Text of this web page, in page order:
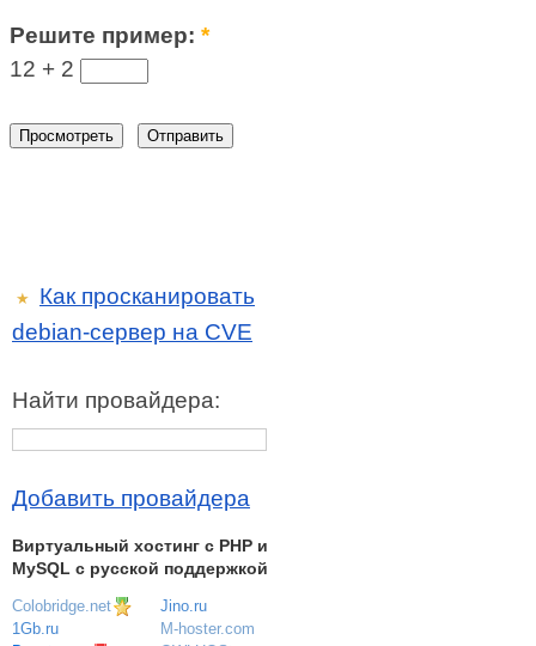
Решите пример:*
12 + 2
★
Как просканировать
debian-сервер на CVE
Найти провайдера:
Добавить провайдера
Виртуальный хостинг c PHP и
MySQL с русской поддержкой
Colobridge.net
1Gb.ru
Jino.ru
M-hoster.com